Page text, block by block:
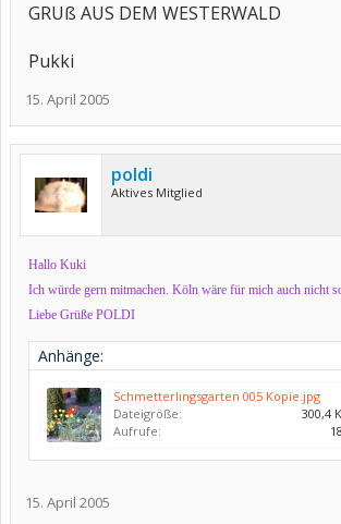
GRUß AUS DEM WESTERWALD
Pukki
15. April 2005
poldi
Aktives Mitglied
Hallo Kuki
Ich würde gern mitmachen. Köln wäre für mich auch nicht
Liebe Grüße POLDI
Anhänge:
Schmetterlingsgarten 005 Kopie.jpg
Dateigröße:
300,4
Aufrufe:
15. April 2005